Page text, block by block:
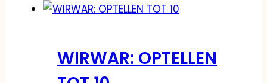
WIRWAR: OPTELLEN